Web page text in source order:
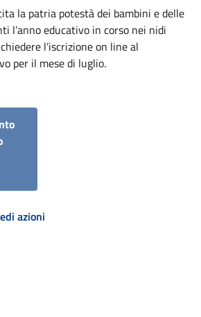
la patria potestà dei bambini e delle
l’anno educativo in corso nei nidi
l’iscrizione on line al
per il mese di luglio.
azioni